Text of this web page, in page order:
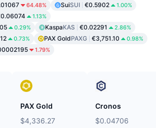
64.48% SuiSUI €0.5902 1.00%
1.13%
0.29% KaspaKAS €0.02291 2.86%
0.73% PAX GoldPAXG €3,751.10 0.98%
1.79%
PAX Gold
$4,336.27
Cronos
$0.04706